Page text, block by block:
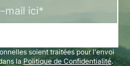
soient traitées pour l'envoi
la Politique de Confidentialité.